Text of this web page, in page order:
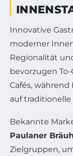
Innovative
moderner
Regionalität
bevorzugen
Cafés,
auf
Bekannte
Paulaner
Zielgruppen,